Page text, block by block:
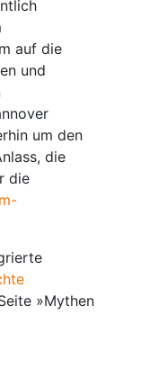
auf die
und
um den
die
die
»Mythen